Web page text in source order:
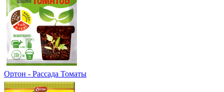
Ортон - Рассада Томаты